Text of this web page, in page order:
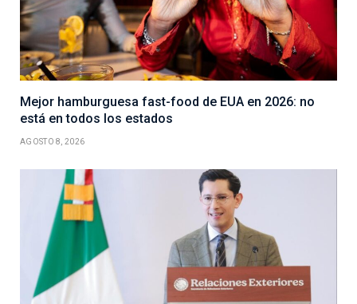
Mejor hamburguesa fast-food de EUA en 2026: no
está en todos los estados
AGOSTO 8, 2026